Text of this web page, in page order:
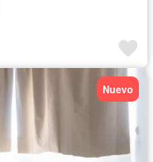
Nuevo